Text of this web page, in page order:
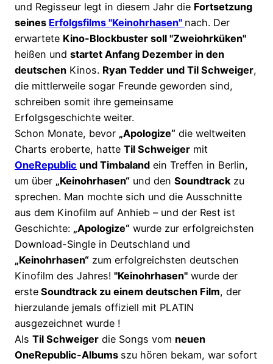
und Regisseur legt in diesem Jahr die Fortsetzung
seines Erfolgsfilms "Keinohrhasen" nach. Der
erwartete Kino-Blockbuster soll "Zweiohrküken"
heißen und startet Anfang Dezember in den
deutschen Kinos. Ryan Tedder und Til Schweiger,
die mittlerweile sogar Freunde geworden sind,
schreiben somit ihre gemeinsame
Erfolgsgeschichte weiter.
Schon Monate, bevor „Apologize“ die weltweiten
Charts eroberte, hatte Til Schweiger mit
OneRepublic und Timbaland ein Treffen in Berlin,
um über „Keinohrhasen“ und den Soundtrackzu
sprechen. Man mochte sich und die Ausschnitte
aus dem Kinofilm auf Anhieb – und der Rest ist
Geschichte: „Apologize“ wurde zur erfolgreichsten
Download-Single in Deutschland und
„Keinohrhasen“ zum erfolgreichsten deutschen
Kinofilm des Jahres! "Keinohrhasen" wurde der
erste Soundtrack zu einem deutschen Film, der
hierzulande jemals offiziell mit PLATIN
ausgezeichnet wurde !
Als Til Schweiger die Songs vom neuen
OneRepublic-Albums szu hören bekam, war sofort